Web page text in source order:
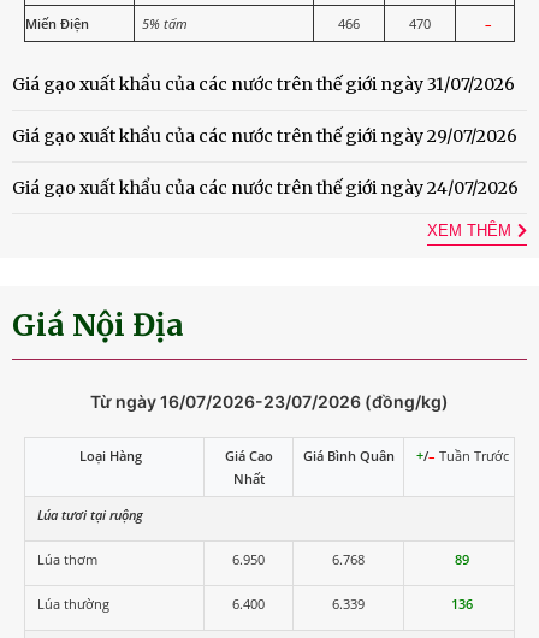
Miến Điện
5% tấm 466 470 –
Giá gạo xuất khẩu của các nước trên thế giới ngày 31/07/2026
Giá gạo xuất khẩu của các nước trên thế giới ngày 29/07/2026
Giá gạo xuất khẩu của các nước trên thế giới ngày 24/07/2026
XEM THÊM
Giá Nội Địa
Từ ngày 16/07/2026-23/07/2026 (đồng/kg)
Loại Hàng
Giá Cao
Nhất
Giá Bình Quân +/– Tuần Trước
Lúa tươi tại ruộng
Lúa thơm 6.950 6.768 89
Lúa thường 6.400 6.339 136